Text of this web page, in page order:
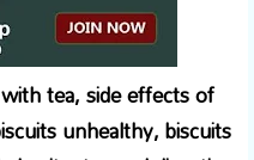
tea, side effects of
unhealthy, biscuits